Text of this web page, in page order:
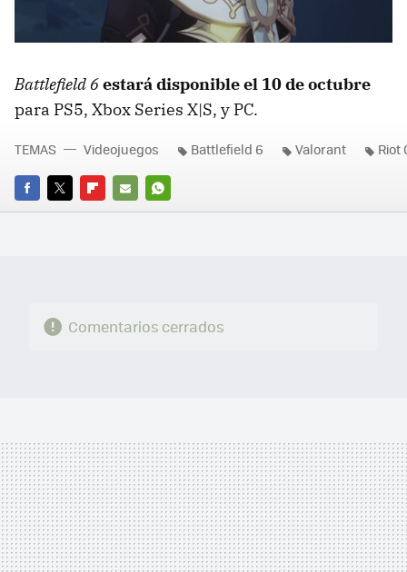
Battlefield 6estará disponible el 10 de octubre
para PS5, Xbox Series X|S, y PC.
FACEBOOK
TWITTERFLIPBOARD
E-
WHATSAPP
TEMAS Videojuegos Battlefield 6 Valorant Riot
Comentarios cerrados